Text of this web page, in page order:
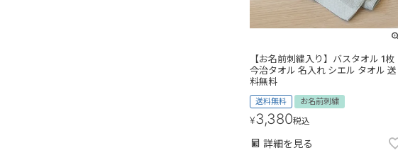
【お名前刺繍入り】バスタオル 1枚
今治タオル 名入れ シエル タオル 送
料無料
送料無料 お名前刺繍
¥3,380税込
詳細を見る